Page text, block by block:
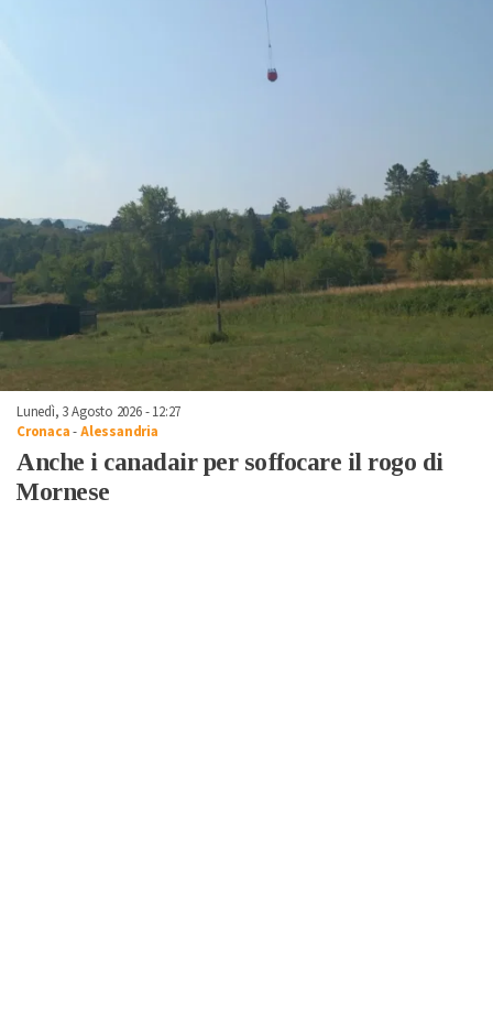
Lunedì, 3 Agosto 2026 - 12:27
Cronaca-Alessandria
Anche i canadair per soffocare il rogo di
Mornese